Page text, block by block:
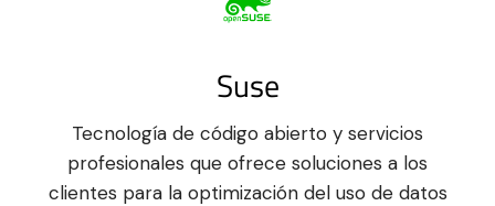
Suse
Tecnología de código abierto y servicios
profesionales que ofrece soluciones a los
clientes para la optimización del uso de datos